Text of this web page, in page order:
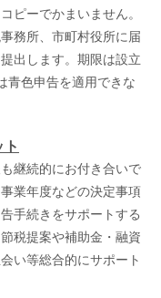
ピーでかまいません。
務所、市町村役所に届
出します。期限は設立
青色申告を適用できな
継続的にお付き合いで
業年度などの決定事項
手続きをサポートする
税提案や補助金・融資
い等総合的にサポート